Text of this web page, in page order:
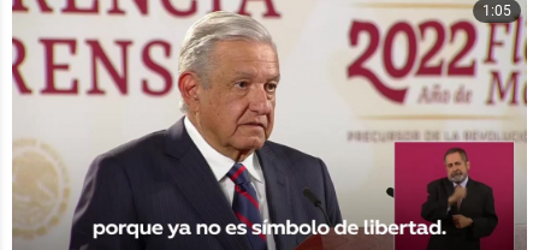
1:05